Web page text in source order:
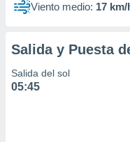
1199Viento medio: 17 km/
Salida y Puesta
Salida del sol
05:45